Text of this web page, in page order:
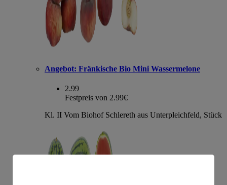
Angebot: Fränkische Bio Mini Wassermelone
2.99
Festpreis von 2.99€
Kl. II Vom Biohof Schlereth aus Unterpleichfeld, Stück